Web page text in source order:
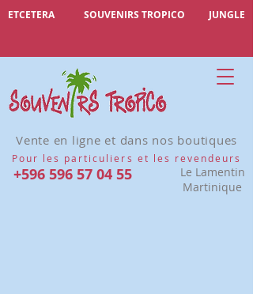
Vente en ligne et dans nos boutiques
Pour les particuliers et les revendeurs
+596 596 57 04 55
Le Lamentin
Martinique
ETCETERA SOUVENIRS TROPICO JUNGLE